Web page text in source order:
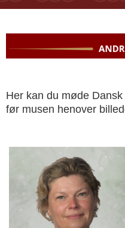
Her kan du møde
før musen henover